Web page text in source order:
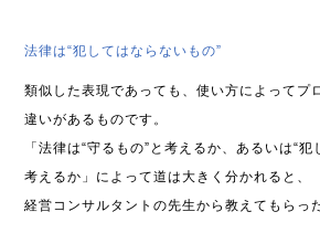
法律は“犯してはならないもの”
類似した表現であっても、使い方によってプ
違いがあるものです。
「法律は“守るもの”と考えるか、あるいは“
考えるか」によって道は大きく分かれると、
経営コンサルタントの先生から教えてもらっ